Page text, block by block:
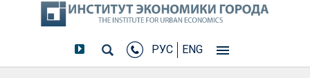
РУС ENG